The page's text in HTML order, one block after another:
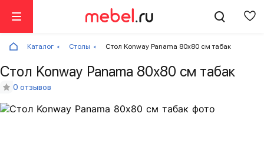
Каталог Столы Стол Konway Panama 80х80 см табак
Стол Konway Panama 80х80 см табак
0 отзывов